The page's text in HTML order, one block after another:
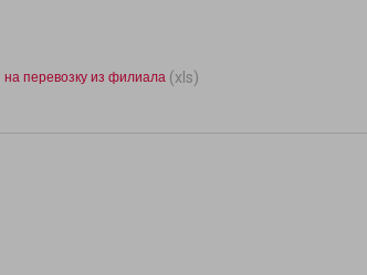
перевозку из филиала (xls)